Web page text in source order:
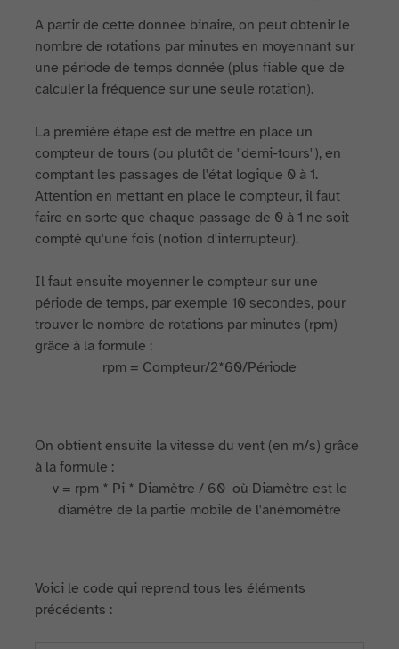
A partir de cette donnée binaire, on peut obtenir le
nombre de rotations par minutes en moyennant sur
une période de temps donnée (plus fiable que de
calculer la fréquence sur une seule rotation).
La première étape est de mettre en place un
compteur de tours (ou plutôt de "demi-tours"), en
comptant les passages de l'état logique 0 à 1.
Attention en mettant en place le compteur, il faut
faire en sorte que chaque passage de 0 à 1 ne soit
compté qu'une fois (notion d'interrupteur).
Il faut ensuite moyenner le compteur sur une
période de temps, par exemple 10 secondes, pour
trouver le nombre de rotations par minutes (rpm)
grâce à la formule :
rpm = Compteur/2*60/Période
On obtient ensuite la vitesse du vent (en m/s) grâce
à la formule :
v = rpm * Pi * Diamètre / 60 où Diamètre est le
diamètre de la partie mobile de l'anémomètre
Voici le code qui reprend tous les éléments
précédents :